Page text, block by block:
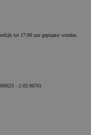
tot 17:00 uur geplaatst worden.
- 2.03.9670)